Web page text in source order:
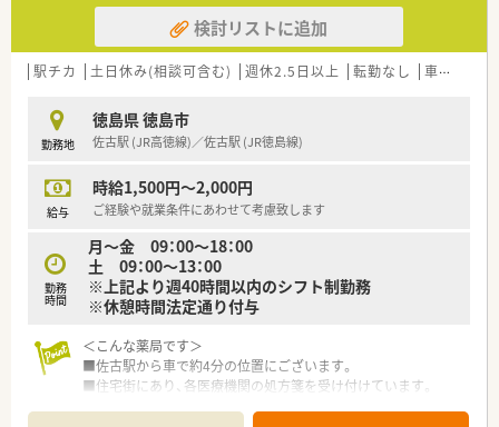
【法人特徴について】
■徳島県内に15店舗をドミナント展開しており、全店舗で地域
体制加算を算定している安定企業です。
の機械化やIT化を積極的に進めています。
■各店舗を半径2km圏内に配置することで、スタッフ同士が互
いに協力し合える応援体制を構築しています。
【職場環境と雰囲気】
■調剤室は20坪以上の広々とした設計となっており、スタッフ
■社長から直接ではなくマネージャーを通じたボトムアップ体
制で、現場の意見が通りやすい環境です。
■スタッフ間の情報共有が徹底されており、事例報告を通じて全
店でミスを防ぐ取り組みをしています。
検討リストに追加
駅チカ 土日休み(相談可含む) 週休2.5日以上 転勤なし 車通勤可
勤務地
徳島県 徳島市
佐古駅 (JR高徳線)／佐古駅 (JR徳島線)
給与
時給1,500円～2,000円
ご経験や就業条件にあわせて考慮致します
勤務
時間
月～金 09：00～18：00
土 09：00～13：00
※上記より週40時間以内のシフト制勤務
※休憩時間法定通り付与
＜こんな薬局です＞
■佐古駅から車で約4分の位置にございます。
■住宅街にあり、各医療機関の処方箋を受け付けています。